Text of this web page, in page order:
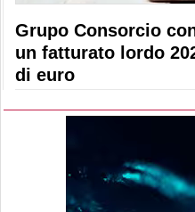
Grupo Consorcio
un fatturato lordo
di euro